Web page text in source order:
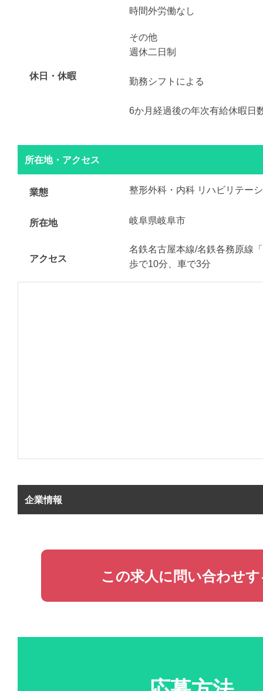
時間外労働なし
休日・休暇
その他
週休二日制
勤務シフトによる
6か月経過後の年次有給休暇日
所在地・アクセス
業態 整形外科・内科 リハビリテー
所在地 岐阜県岐阜市
アクセス
名鉄名古屋本線/名鉄各務原線
歩で10分、車で3分
企業情報
この求人に問い合わせ